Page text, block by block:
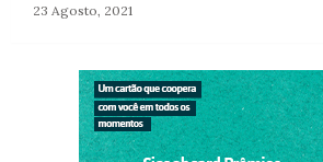
23 Agosto, 2021